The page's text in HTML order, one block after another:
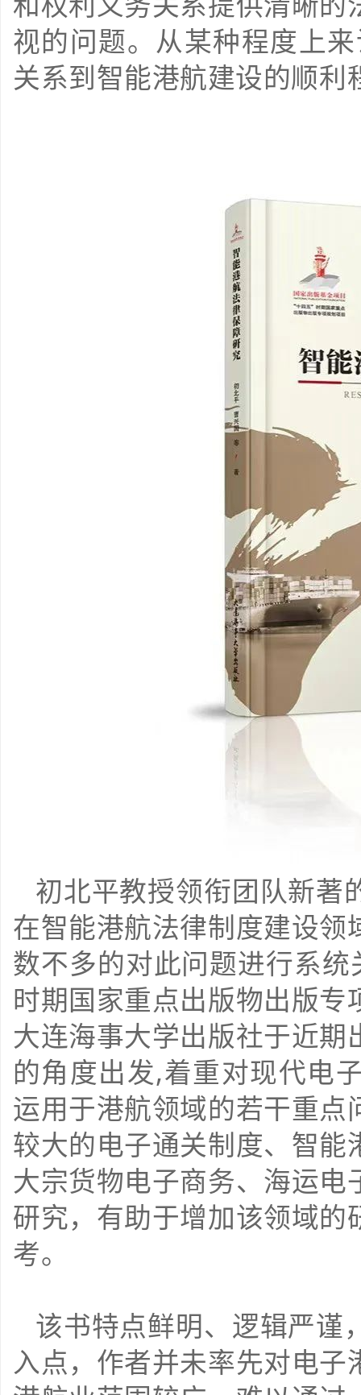
视的问题。从某种程度上
关系到智能港航建设的顺利
初北平教授领衔团队新著
在智能港航法律制度建设
数不多的对此问题进行系
时期国家重点出版物出版
大连海事大学出版社于近
的角度出发,着重对现代电
运用于港航领域的若干重
较大的电子通关制度、智
大宗货物电子商务、海运
研究，有助于增加该领域
考。
该书特点鲜明、逻辑严谨
入点，作者并未率先对电